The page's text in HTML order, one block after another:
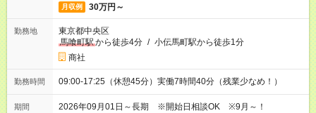
月収例 30万円～
勤務地
東京都中央区
馬喰町駅から徒歩4分 / 小伝馬町駅から徒歩1分
商社
勤務時間 09:00-17:25（休憩45分）実働7時間40分（残業少なめ！）
期間 2026年09月01日～長期 ※開始日相談OK ※9月～！